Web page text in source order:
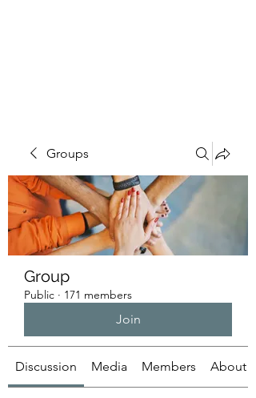
Groups
Group
Public · 171 members
Join
Discussion Media Members About